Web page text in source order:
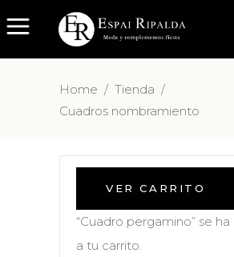
Home / Tienda /
Cuadros nombramiento
VER CARRITO
“Cuadro pergamino” se
a tu carrito.